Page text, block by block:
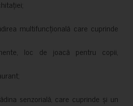
multifuncțională care cuprinde
loc de joacă pentru copii,
senzorială, care cuprinde și un